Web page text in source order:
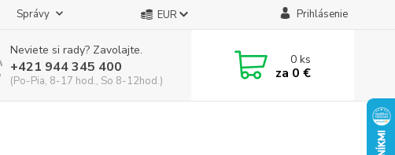
Správy EUR Prihlásenie
Neviete si rady? Zavolajte.
+421 944 345 400
(Po-Pia, 8-17 hod., So 8-12hod.)
0ks
za 0 €